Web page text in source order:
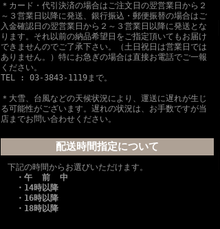
＊カード・代引決済の場合はご注文日の翌営業日から２
～３営業日以降に発送、銀行振込・郵便振替の場合はご
入金確認日の翌営業日から２～３営業日以降に発送とな
ります。それ以前の納品希望日をご指定頂いてもお届け
できませんのでご了承下さい。（土日祝日は営業日では
ありません。）特にお急ぎの場合は直接お電話でご一報
ください。
TEL : 03-3843-1119まで。
＊大雪、台風などの天候状況により、運送に遅れが生じ
る可能性がございます。遅れの状況は、お手数ですが当
店までお問い合わせください。
配送時間指定について
下記の時間からお選びいただけます。
・午 前 中
・14時以降
・16時以降
・18時以降